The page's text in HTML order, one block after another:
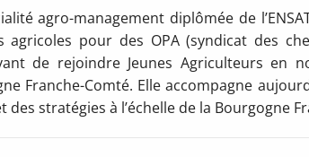
agro-management diplômée de
agricoles pour des OPA (syndicat des
de rejoindre Jeunes Agriculteurs en
Franche-Comté. Elle accompagne
stratégies à l’échelle de la Bourgogne